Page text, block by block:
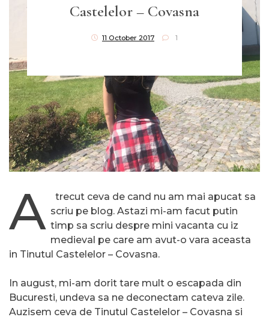
Castelelor – Covasna
11 October 2017 1
A
trecut ceva de cand nu am mai apucat sa
scriu pe blog. Astazi mi-am facut putin
timp sa scriu despre mini vacanta cu iz
medieval pe care am avut-o vara aceasta
in Tinutul Castelelor – Covasna.
In august, mi-am dorit tare mult o escapada din
Bucuresti, undeva sa ne deconectam cateva zile.
Auzisem ceva de Tinutul Castelelor – Covasna si